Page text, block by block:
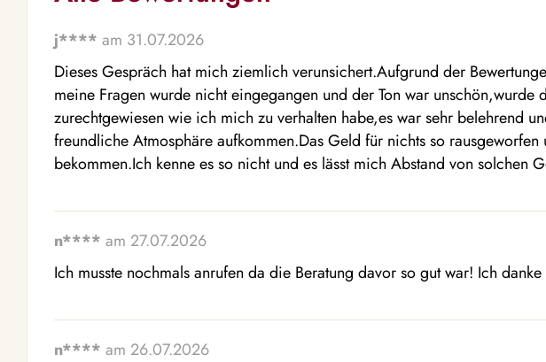
j**** am 31.07.2026
Dieses Gespräch hat mich ziemlich verunsichert.Aufgrund der
meine Fragen wurde nicht eingegangen und der Ton war unschön,wurde
zurechtgewiesen wie ich mich zu verhalten habe,es war sehr belehrend
freundliche Atmosphäre aufkommen.Das Geld für nichts so rausgeworfen
bekommen.Ich kenne es so nicht und es lässt mich Abstand von solchen
n**** am 27.07.2026
Ich musste nochmals anrufen da die Beratung davor so gut war! Ich
n**** am 26.07.2026